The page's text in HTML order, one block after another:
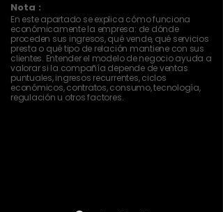
Nota :
En este apartado se explica cómo funciona
económicamente la empresa: de dónde
proceden sus ingresos, qué vende, qué servicios
presta o qué tipo de relación mantiene con sus
clientes. Entender el modelo de negocio ayuda a
valorar si la compañía depende de ventas
puntuales, ingresos recurrentes, ciclos
económicos, contratos, consumo, tecnología,
regulación u otros factores.